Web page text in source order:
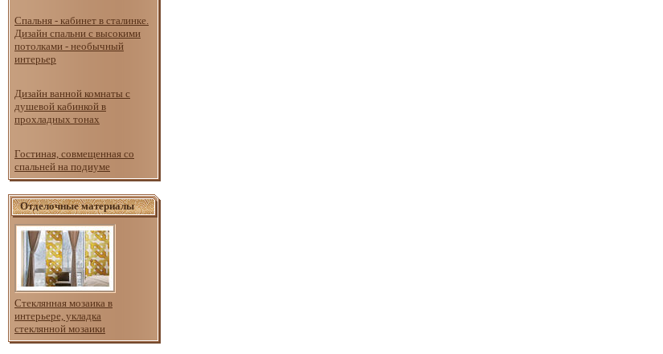
Спальня - кабинет в сталинке.
Дизайн спальни с высокими
потолками - необычный
интерьер
Дизайн ванной комнаты с
душевой кабинкой в
прохладных тонах
Гостиная, совмещенная со
спальней на подиуме
Отделочные материалы
Стеклянная мозаика в
интерьере, укладка
стеклянной мозаики